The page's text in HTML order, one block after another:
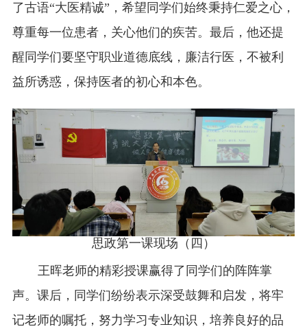
了古语“大医精诚”，希望同学们始终秉持仁爱之心，
尊重每一位患者，关心他们的疾苦。最后，他还提
醒同学们要坚守职业道德底线，廉洁行医，不被利
益所诱惑，保持医者的初心和本色。
思政第一课现场（四）
王晖老师的精彩授课赢得了同学们的阵阵掌
声。课后，同学们纷纷表示深受鼓舞和启发，将牢
记老师的嘱托，努力学习专业知识，培养良好的品